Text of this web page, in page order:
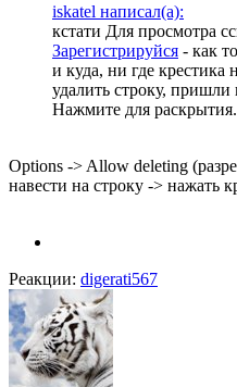
iskatel написал(а):
кстати Для просмотра
Зарегистрируйся - как
и куда, ни где крестика
удалить строку, пришли
Нажмите для
Options -> Allow deleting
навести на строку -> нажать
Реакции: digerati567